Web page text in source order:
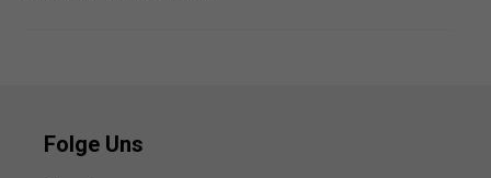
Folge Uns